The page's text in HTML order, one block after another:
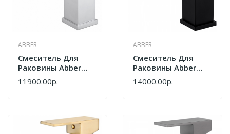
ABBER
Смеситель Для
Раковины Abber
Daheim AF8210
Хром
11900.00р.
ABBER
Смеситель Для
Раковины Abber
Daheim AF8210B
Черный Матовый
14000.00р.